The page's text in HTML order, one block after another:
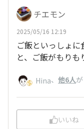
チエモン
2025/05/16 12:19
ご飯といっしょ
と、ご飯がもりも
Hina、 他6人
いいね